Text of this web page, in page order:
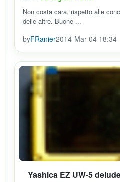
Non costa cara, rispetto alle
delle altre. Buone ...
byFRanier2014-Mar-04 18:34
Yashica EZ UW-5